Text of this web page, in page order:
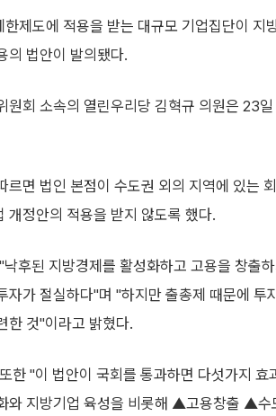
한제도에 적용을 받는 대규모 기업집단이
의 법안이 발의됐다.
원회 소속의 열린우리당 김혁규 의원은 23
르면 법인 본점이 수도권 외의 지역에 있는
개정안의 적용을 받지 않도록 했다.
후된 지방경제를 활성화하고 고용을 창출
자가 절실하다"며 "하지만 출총제 때문에 투
한 것"이라고 밝혔다.
한 "이 법안이 국회를 통과하면 다섯가지
와 지방기업 육성을 비롯해 ▲고용창출 ▲